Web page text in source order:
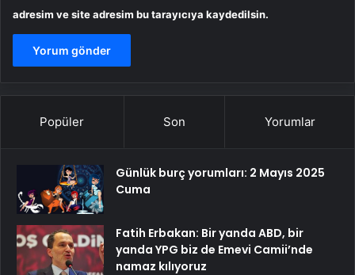
adresim ve site adresim bu tarayıcıya kaydedilsin.
Popüler Son Yorumlar
Günlük burç yorumları: 2 Mayıs 2025
Cuma
Fatih Erbakan: Bir yanda ABD, bir
yanda YPG biz de Emevi Camii’nde
namaz kılıyoruz